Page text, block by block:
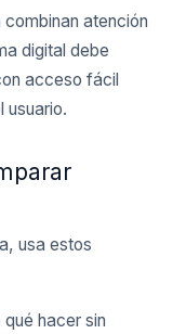
atención
digital debe
acceso fácil
usuario.
usa estos
qué hacer sin